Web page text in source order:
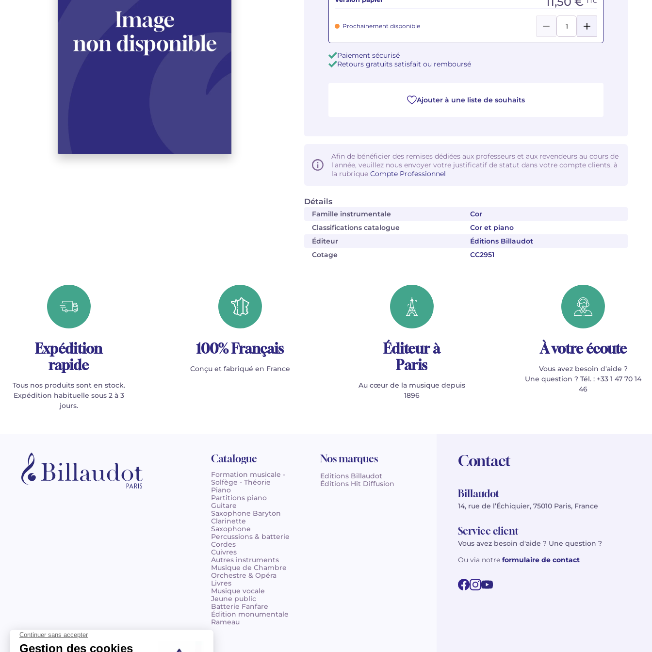
Détails
Famille instrumentale
Cor
Classifications catalogue
Cor et piano
Éditeur
Éditions Billaudot
Cotage
CC2951
Prochainement disponible
Paiement sécurisé
Retours gratuits satisfait ou remboursé
Ajouter à une liste de souhaits
Afin de bénéficier des remises dédiées aux professeurs et aux revendeurs au cours de
l'année, veuillez nous envoyer votre justificatif de statut dans votre compte clients, à
la rubrique Compte Professionnel
Expédition
rapide
Tous nos produits sont en stock.
Expédition habituelle sous 2 à 3
jours.
100% Français
Conçu et fabriqué en France
Éditeur à
Paris
Au cœur de la musique depuis
1896
À votre écoute
Vous avez besoin d'aide ?
Une question ? Tél. : +33 1 47 70 14
46
Catalogue
Formation musicale -
Solfège - Théorie
Piano
Partitions piano
Guitare
Saxophone Baryton
Clarinette
Saxophone
Percussions & batterie
Cordes
Cuivres
Autres instruments
Musique de Chambre
Orchestre & Opéra
Livres
Musique vocale
Jeune public
Batterie Fanfare
Édition monumentale
Rameau
Nos marques
Editions Billaudot
Éditions Hit Diffusion
Contact
Billaudot
14, rue de l’Échiquier, 75010 Paris, France
Service client
Vous avez besoin d'aide ? Une question ?
Ou via notre formulaire de contact